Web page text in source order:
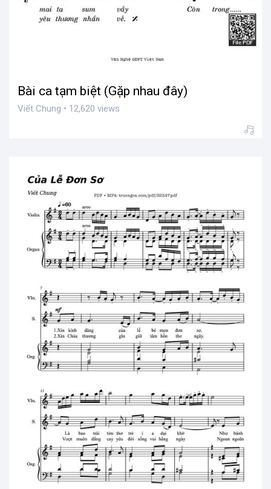
Bài ca tạm biệt (Gặp nhau đây)
Viết Chung • 12,620 views